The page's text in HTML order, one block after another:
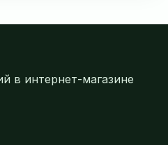
в интернет-магазине